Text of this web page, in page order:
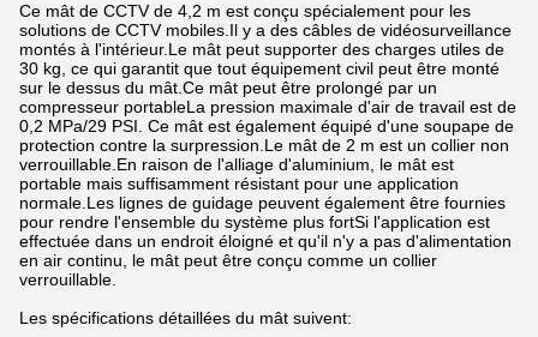
Ce mât de CCTV de 4,2 m est conçu spécialement pour les
solutions de CCTV mobiles.Il y a des câbles de vidéosurveillance
montés à l'intérieur.Le mât peut supporter des charges utiles de
30 kg, ce qui garantit que tout équipement civil peut être monté
sur le dessus du mât.Ce mât peut être prolongé par un
compresseur portableLa pression maximale d'air de travail est de
0,2 MPa/29 PSI. Ce mât est également équipé d'une soupape de
protection contre la surpression.Le mât de 2 m est un collier non
verrouillable.En raison de l'alliage d'aluminium, le mât est
portable mais suffisamment résistant pour une application
normale.Les lignes de guidage peuvent également être fournies
pour rendre l'ensemble du système plus fortSi l'application est
effectuée dans un endroit éloigné et qu'il n'y a pas d'alimentation
en air continu, le mât peut être conçu comme un collier
verrouillable.
Les spécifications détaillées du mât suivent: